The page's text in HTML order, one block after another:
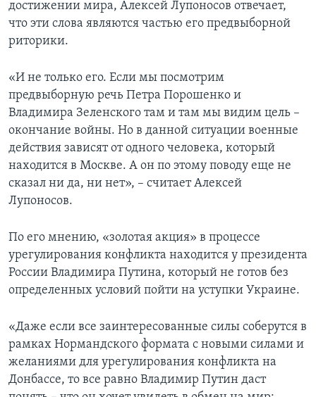
достижении мира, Алексей Лупоносов отвечает,
что эти слова являются частью его предвыборной
риторики.
«И не только его. Если мы посмотрим
предвыборную речь Петра Порошенко и
Владимира Зеленского там и там мы видим цель –
окончание войны. Но в данной ситуации военные
действия зависят от одного человека, который
находится в Москве. А он по этому поводу еще не
сказал ни да, ни нет», – считает Алексей
Лупоносов.
По его мнению, «золотая акция» в процессе
урегулирования конфликта находится у президента
России Владимира Путина, который не готов без
определенных условий пойти на уступки Украине.
«Даже если все заинтересованные силы соберутся в
рамках Нормандского формата с новыми силами и
желаниями для урегулирования конфликта на
Донбассе, то все равно Владимир Путин даст